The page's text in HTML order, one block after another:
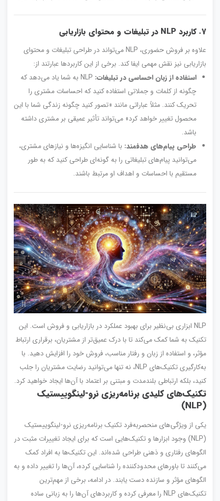
7. کاربرد NLP در تبلیغات و محتوای بازاریابی
علاوه بر فروش حضوری، NLP می‌تواند در طراحی تبلیغات و محتوای
بازاریابی نیز نقش مهمی ایفا کند. برخی از این کاربردها عبارتند از:
استفاده از زبان احساسی در تبلیغات:
NLP به شما یاد می‌دهد که
چگونه از کلمات و جملاتی استفاده کنید که احساسات مشتری را
تحریک کنند. مثلاً عباراتی مانند «تصور کنید چگونه زندگی شما با این
محصول تغییر خواهد کرد» می‌تواند تأثیر عمیقی بر مشتری داشته
باشد.
طراحی پیام‌های هدفمند: با شناسایی انگیزه‌ها و نیازهای مشتری،
می‌توانید پیام‌های تبلیغاتی را به گونه‌ای طراحی کنید که به طور
مستقیم با احساسات و اهداف او مرتبط باشند.
NLP ابزاری بی‌نظیر برای بهبود عملکرد در بازاریابی و فروش است. این
تکنیک به شما کمک می‌کند تا با درک عمیق‌تر از مشتریان، برقراری ارتباط
مؤثر، و استفاده از زبان و رفتار مناسب، فروش خود را افزایش دهید. با
به‌کارگیری تکنیک‌های NLP، نه تنها می‌توانید رضایت مشتریان را جلب
کنید، بلکه ارتباطی بلندمدت و مبتنی بر اعتماد با آن‌ها ایجاد خواهید کرد.
تکنیک‌های کلیدی برنامه‌ریزی نرو-لینگوییستیک
(NLP)
یکی از ویژگی‌های منحصربه‌فرد تکنیک برنامه‌ریزی نرو-لینگوییستیک
(NLP) وجود ابزارها و تکنیک‌هایی است که برای ایجاد تغییرات مثبت در
الگوهای رفتاری و ذهنی طراحی شده‌اند. این تکنیک‌ها به افراد کمک
می‌کنند تا باورهای محدودکننده را شناسایی کرده، آن‌ها را تغییر داده و به
الگوهای مؤثر و سازنده دست یابند. در ادامه، برخی از مهم‌ترین
تکنیک‌های NLP را معرفی کرده و کاربردهای آن‌ها را به زبانی ساده